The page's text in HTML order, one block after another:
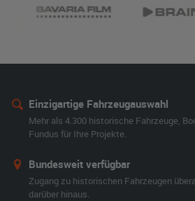
Einzigartige Fahrzeugauswahl
Mehr als 4.300 historische Fahrzeuge,
Fundus für Ihre Projekte.
Bundesweit verfügbar
Zugang zu historischen Fahrzeugen
darüber hinaus.